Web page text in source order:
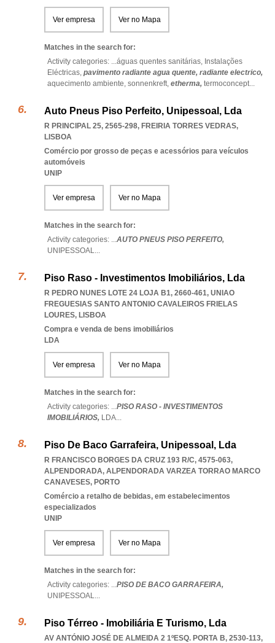
Ver empresa Ver no Mapa
Matches in the search for:
Activity categories: ...águas quentes sanitárias, Instalações
Eléctricas, pavimento radiante agua quente, radiante electrico,
aquecimento ambiente, sonnenkreft, etherma, termoconcept...
Auto Pneus Piso Perfeito, Unipessoal, Lda
R PRINCIPAL 25, 2565-298, FREIRIA TORRES VEDRAS,
LISBOA
Comércio por grosso de peças e acessórios para veículos
automóveis
UNIP
Ver empresa Ver no Mapa
Matches in the search for:
Activity categories: ...AUTO PNEUS PISO PERFEITO,
UNIPESSOAL...
Piso Raso - Investimentos Imobiliários, Lda
R PEDRO NUNES LOTE 24 LOJA B1, 2660-461, UNIAO
FREGUESIAS SANTO ANTONIO CAVALEIROS FRIELAS
LOURES, LISBOA
Compra e venda de bens imobiliários
LDA
Ver empresa Ver no Mapa
Matches in the search for:
Activity categories: ...PISO RASO - INVESTIMENTOS
IMOBILIÁRIOS, LDA...
Piso De Baco Garrafeira, Unipessoal, Lda
R FRANCISCO BORGES DA CRUZ 193 R/C, 4575-063,
ALPENDORADA, ALPENDORADA VARZEA TORRAO MARCO
CANAVESES, PORTO
Comércio a retalho de bebidas, em estabelecimentos
especializados
UNIP
Ver empresa Ver no Mapa
Matches in the search for:
Activity categories: ...PISO DE BACO GARRAFEIRA,
UNIPESSOAL...
Piso Térreo - Imobiliária E Turismo, Lda
AV ANTÓNIO JOSÉ DE ALMEIDA 2 1ºESQ. PORTA B, 2530-113,